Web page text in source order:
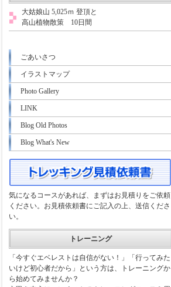
大姑娘山 5,025ｍ 登頂と
高山植物散策 10日間
ごあいさつ
イラストマップ
Photo Gallery
LINK
Blog Old Photos
Blog What's New
気になるコースがあれば、まずはお見積りをご依頼
ください。お見積依頼書にご記入の上、送信くださ
い。
トレーニング
「今すぐエベレストは自信がない！」「行ってみた
いけど初心者だから」という方は、トレーニングか
ら始めてみませんか？